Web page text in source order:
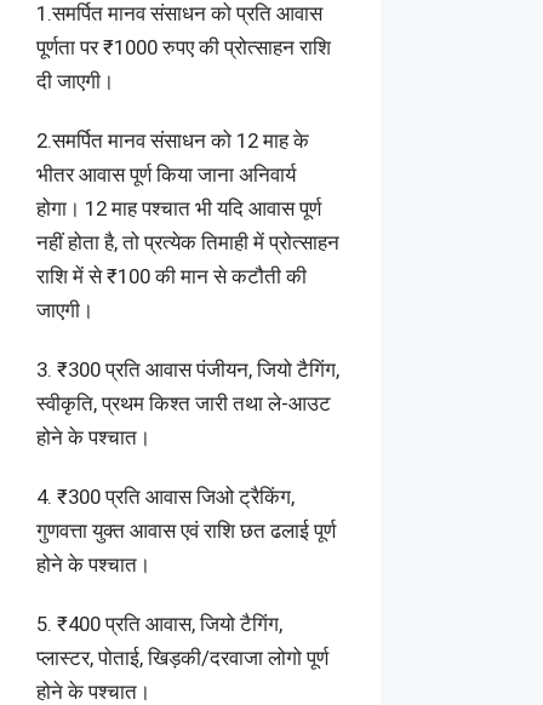
1.समर्पित मानव संसाधन को प्रति आवास
पूर्णता पर ₹1000 रुपए की प्रोत्साहन राशि
दी जाएगी।
2.समर्पित मानव संसाधन को 12 माह के
भीतर आवास पूर्ण किया जाना अनिवार्य
होगा। 12 माह पश्चात भी यदि आवास पूर्ण
नहीं होता है, तो प्रत्येक तिमाही में प्रोत्साहन
राशि में से ₹100 की मान से कटौती की
जाएगी।
3. ₹300 प्रति आवास पंजीयन, जियो टैगिंग,
स्वीकृति, प्रथम किश्त जारी तथा ले-आउट
होने के पश्चात।
4. ₹300 प्रति आवास जिओ ट्रैकिंग,
गुणवत्ता युक्त आवास एवं राशि छत ढलाई पूर्ण
होने के पश्चात।
5. ₹400 प्रति आवास, जियो टैगिंग,
प्लास्टर, पोताई, खिड़की/दरवाजा लोगो पूर्ण
होने के पश्चात।